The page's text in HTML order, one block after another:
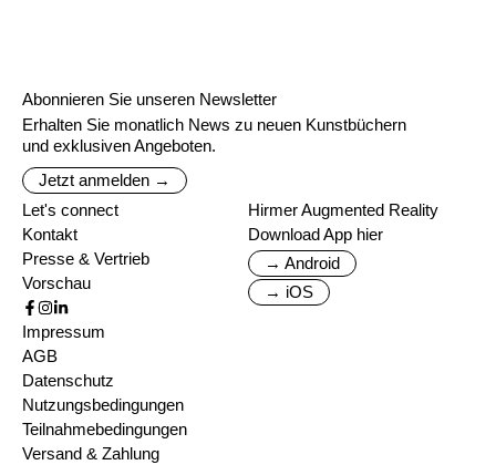
Abonnieren Sie unseren Newsletter
Erhalten Sie monatlich News zu neuen Kunstbüchern
und exklusiven Angeboten.
Jetzt anmelden →
Let's connect
Kontakt
Presse & Vertrieb
Vorschau
Hirmer Augmented Reality
Download App hier
→ Android
→ iOS
Impressum
AGB
Datenschutz
Nutzungsbedingungen
Teilnahmebedingungen
Versand & Zahlung